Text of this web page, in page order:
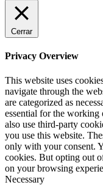
Cerrar
Privacy Overview
This website uses
navigate through the
are categorized as
essential for the working
also use third-party
you use this website.
only with your consent.
cookies. But opting out
on your browsing
Necessary